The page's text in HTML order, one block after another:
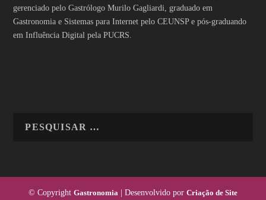
gerenciado pelo Gastrólogo Murilo Gagliardi, graduado em
Gastronomia e Sistemas para Internet pelo CEUNSP e pós-graduando
em Influência Digital pela PUCRS.
© Copyright Gastronomia | Desenvolvido por Criação de Site